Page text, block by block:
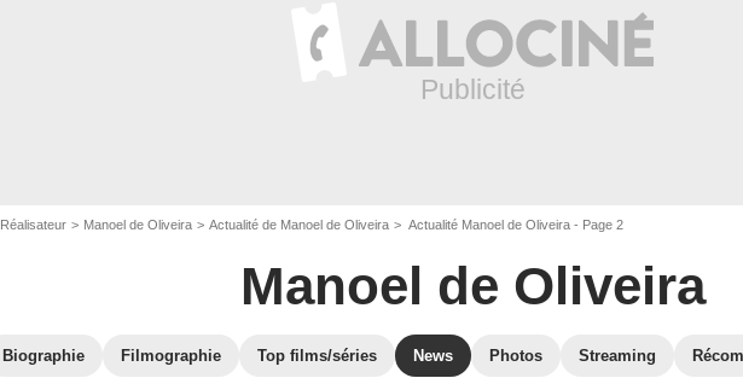
Réalisateur Manoel de Oliveira Actualité de Manoel de Oliveira Actualité Manoel de Oliveira - Page 2
Manoel de Oliveira
Biographie Filmographie Top films/séries News Photos Streaming